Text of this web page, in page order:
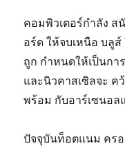
คอมพิวเตอร์กำลัง ส
อร์ด ให้จบเหนือ บลู
ถูก กำหนดให้เป็นกา
และนิวคาสเซิลจะ
พร้อม กับอาร์เซนอ
ปัจจุบันท็อตแนม ครอ